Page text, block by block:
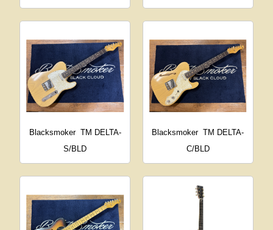
Blacksmoker TM DELTA-
S/BLD
Blacksmoker TM DELTA-
C/BLD